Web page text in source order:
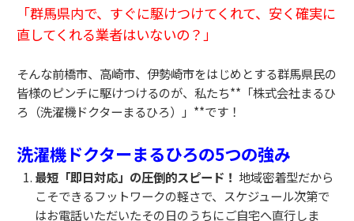
「群馬県内で、すぐに駆けつけてくれて、安く確実に
直してくれる業者はいないの？」
そんな前橋市、高崎市、伊勢崎市をはじめとする群馬県民の
皆様のピンチに駆けつけるのが、私たち**「株式会社まるひ
ろ（洗濯機ドクターまるひろ）」**です！
洗濯機ドクターまるひろの5つの強み
最短「即日対応」の圧倒的スピード！ 地域密着型だから
こそできるフットワークの軽さで、スケジュール次第で
はお電話いただいたその日のうちにご自宅へ直行しま